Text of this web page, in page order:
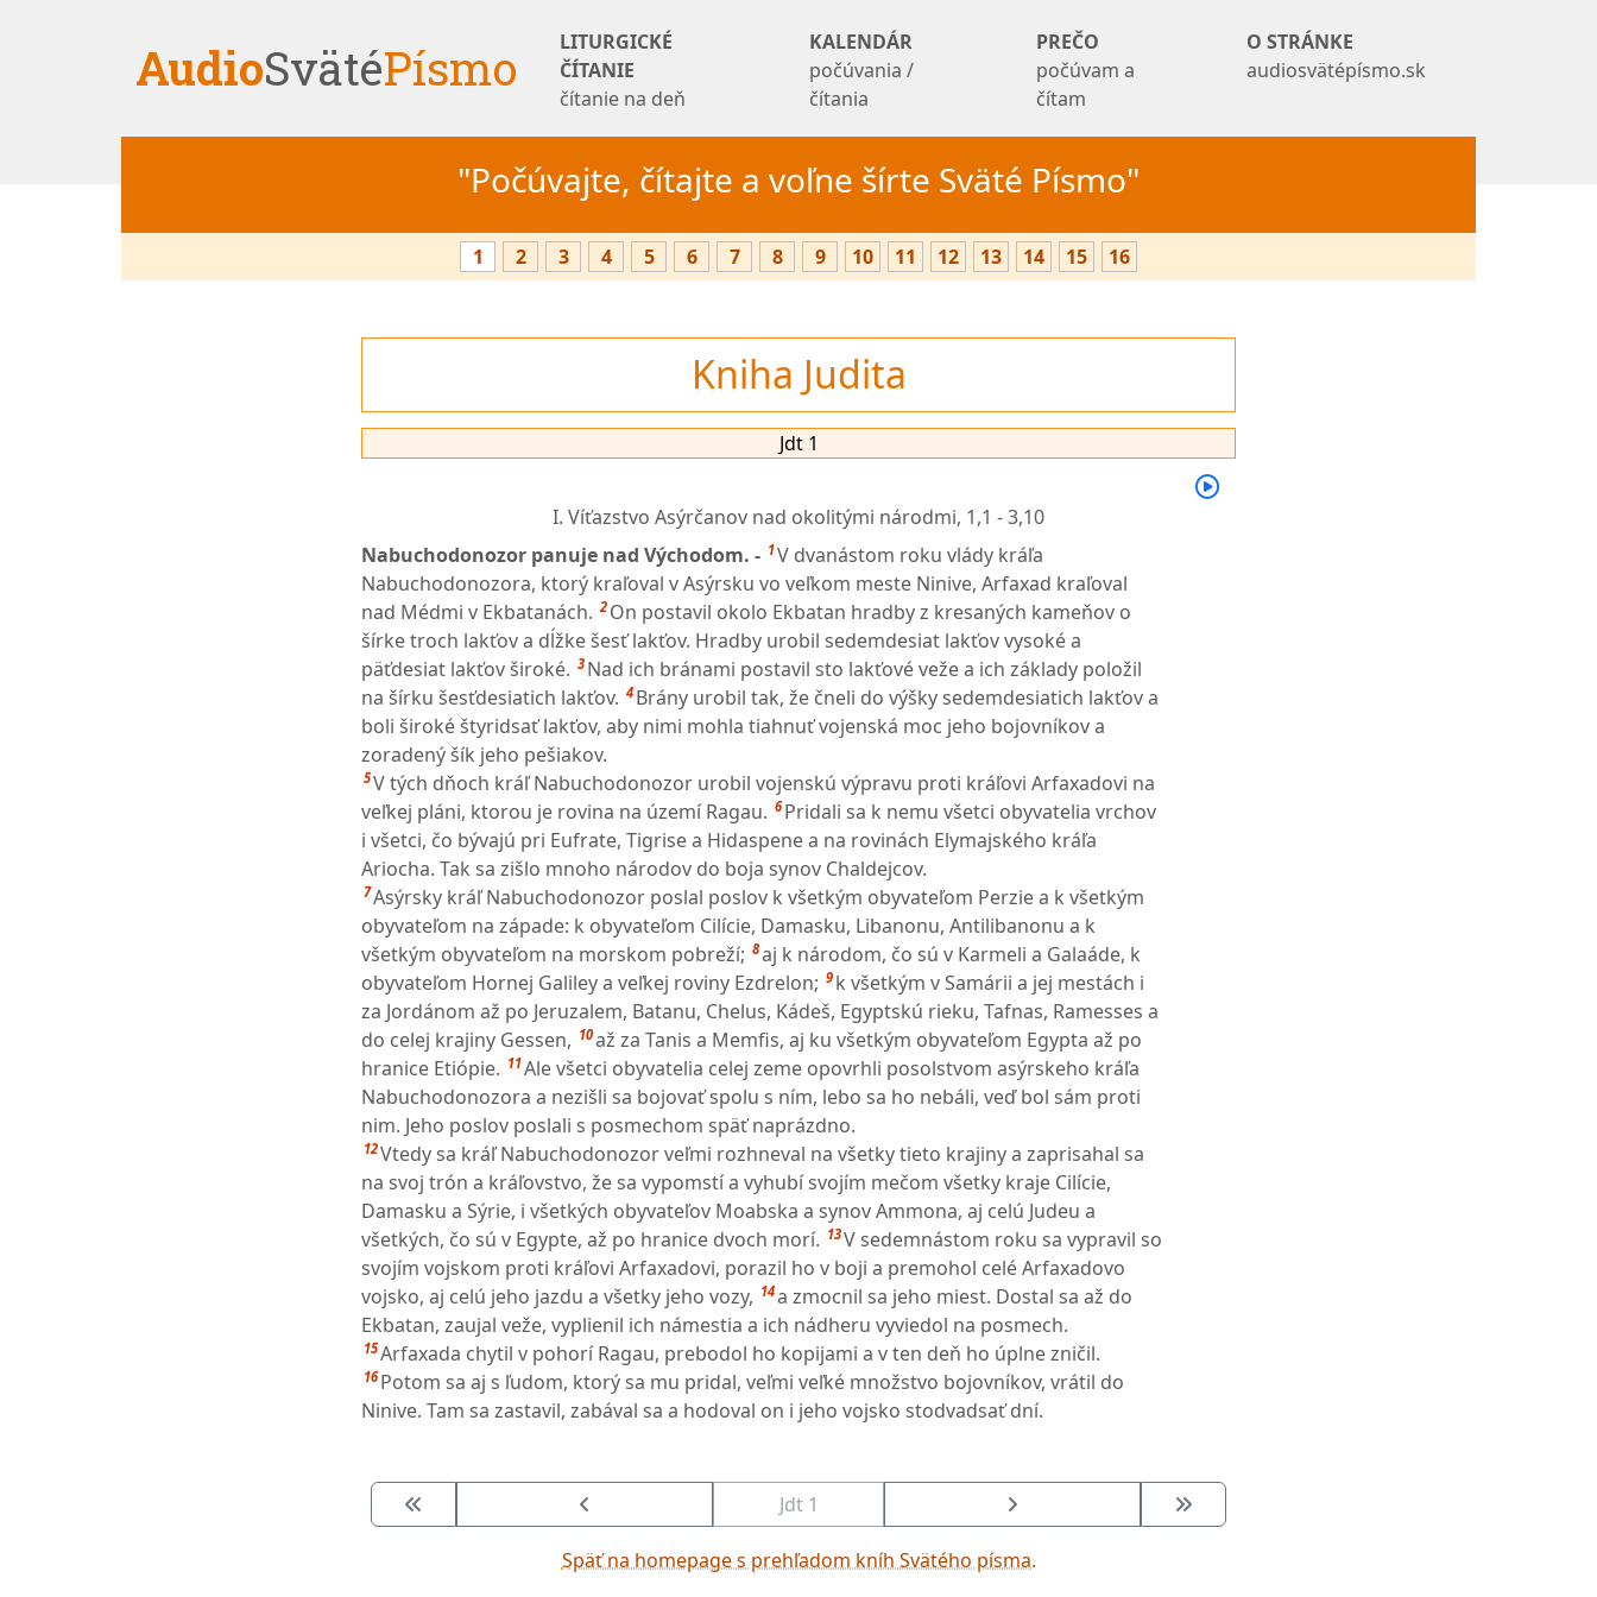
AudioSvätéPísmo
LITURGICKÉ
ČÍTANIE
čítanie na deň
KALENDÁR
počúvania /
čítania
PREČO
počúvam a
čítam
O STRÁNKE
audiosvätépísmo.sk
"Počúvajte, čítajte a voľne šírte Sväté Písmo"
1 2 3 4 5 6 7 8 9 10 11 12 13 14 15 16
Kniha Judita
Jdt 1
I. Víťazstvo Asýrčanov nad okolitými národmi, 1,1 - 3,10
Nabuchodonozor panuje nad Východom. - 1V dvanástom roku vlády kráľa
Nabuchodonozora, ktorý kraľoval v Asýrsku vo veľkom meste Ninive, Arfaxad kraľoval
nad Médmi v Ekbatanách. 2 On postavil okolo Ekbatan hradby z kresaných kameňov o
šírke troch lakťov a dĺžke šesť lakťov. Hradby urobil sedemdesiat lakťov vysoké a
päťdesiat lakťov široké. 3 Nad ich bránami postavil sto lakťové veže a ich základy položil
na šírku šesťdesiatich lakťov. 4 Brány urobil tak, že čneli do výšky sedemdesiatich lakťov a
boli široké štyridsať lakťov, aby nimi mohla tiahnuť vojenská moc jeho bojovníkov a
zoradený šík jeho pešiakov.
5V tých dňoch kráľ Nabuchodonozor urobil vojenskú výpravu proti kráľovi Arfaxadovi na
veľkej pláni, ktorou je rovina na území Ragau. 6 Pridali sa k nemu všetci obyvatelia vrchov
i všetci, čo bývajú pri Eufrate, Tigrise a Hidaspene a na rovinách Elymajského kráľa
Ariocha. Tak sa zišlo mnoho národov do boja synov Chaldejcov.
7Asýrsky kráľ Nabuchodonozor poslal poslov k všetkým obyvateľom Perzie a k všetkým
obyvateľom na západe: k obyvateľom Cilície, Damasku, Libanonu, Antilibanonu a k
všetkým obyvateľom na morskom pobreží; 8aj k národom, čo sú v Karmeli a Galaáde, k
obyvateľom Hornej Galiley a veľkej roviny Ezdrelon; 9 k všetkým v Samárii a jej mestách i
za Jordánom až po Jeruzalem, Batanu, Chelus, Kádeš, Egyptskú rieku, Tafnas, Ramesses a
do celej krajiny Gessen, 10až za Tanis a Memfis, aj ku všetkým obyvateľom Egypta až po
hranice Etiópie. 11Ale všetci obyvatelia celej zeme opovrhli posolstvom asýrskeho kráľa
Nabuchodonozora a nezišli sa bojovať spolu s ním, lebo sa ho nebáli, veď bol sám proti
nim. Jeho poslov poslali s posmechom späť naprázdno.
12Vtedy sa kráľ Nabuchodonozor veľmi rozhneval na všetky tieto krajiny a zaprisahal sa
na svoj trón a kráľovstvo, že sa vypomstí a vyhubí svojím mečom všetky kraje Cilície,
Damasku a Sýrie, i všetkých obyvateľov Moabska a synov Ammona, aj celú Judeu a
všetkých, čo sú v Egypte, až po hranice dvoch morí. 13V sedemnástom roku sa vypravil so
svojím vojskom proti kráľovi Arfaxadovi, porazil ho v boji a premohol celé Arfaxadovo
vojsko, aj celú jeho jazdu a všetky jeho vozy, 14a zmocnil sa jeho miest. Dostal sa až do
Ekbatan, zaujal veže, vyplienil ich námestia a ich nádheru vyviedol na posmech.
15Arfaxada chytil v pohorí Ragau, prebodol ho kopijami a v ten deň ho úplne zničil.
16 Potom sa aj s ľudom, ktorý sa mu pridal, veľmi veľké množstvo bojovníkov, vrátil do
Ninive. Tam sa zastavil, zabával sa a hodoval on i jeho vojsko stodvadsať dní.
Jdt 1
Späť na homepage s prehľadom kníh Svätého písma.